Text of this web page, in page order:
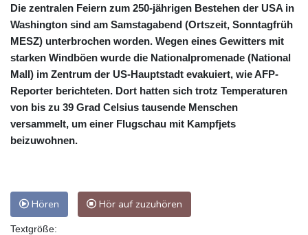
Die zentralen Feiern zum 250-jährigen Bestehen der USA in
Washington sind am Samstagabend (Ortszeit, Sonntagfrüh
MESZ) unterbrochen worden. Wegen eines Gewitters mit
starken Windböen wurde die Nationalpromenade (National
Mall) im Zentrum der US-Hauptstadt evakuiert, wie AFP-
Reporter berichteten. Dort hatten sich trotz Temperaturen
von bis zu 39 Grad Celsius tausende Menschen
versammelt, um einer Flugschau mit Kampfjets
beizuwohnen.
Hören Hör auf zuzuhören
Textgröße: